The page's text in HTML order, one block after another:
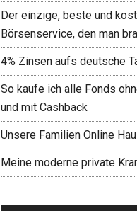
Der einzige, beste und
Börsenservice, den man
4% Zinsen aufs deutsche
So kaufe ich alle Fonds
und mit Cashback
Unsere Familien Online
Meine moderne private